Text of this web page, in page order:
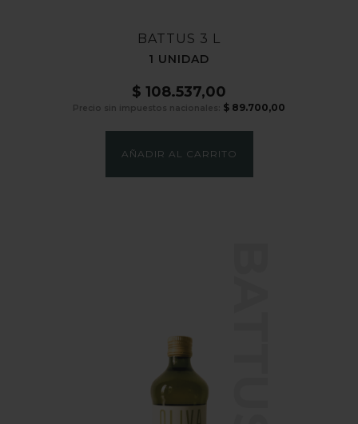
BATTUS 3 L
1 UNIDAD
$ 108.537,00
Precio sin impuestos nacionales: $ 89.700,00
AÑADIR AL CARRITO